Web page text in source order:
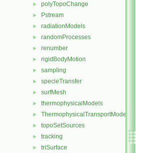
► polyTopoChange
► Pstream
► radiationModels
► randomProcesses
► renumber
► rigidBodyMotion
► sampling
► specieTransfer
► surfMesh
► thermophysicalModels
► ThermophysicalTransportModels
► topoSetSources
► tracking
► triSurface